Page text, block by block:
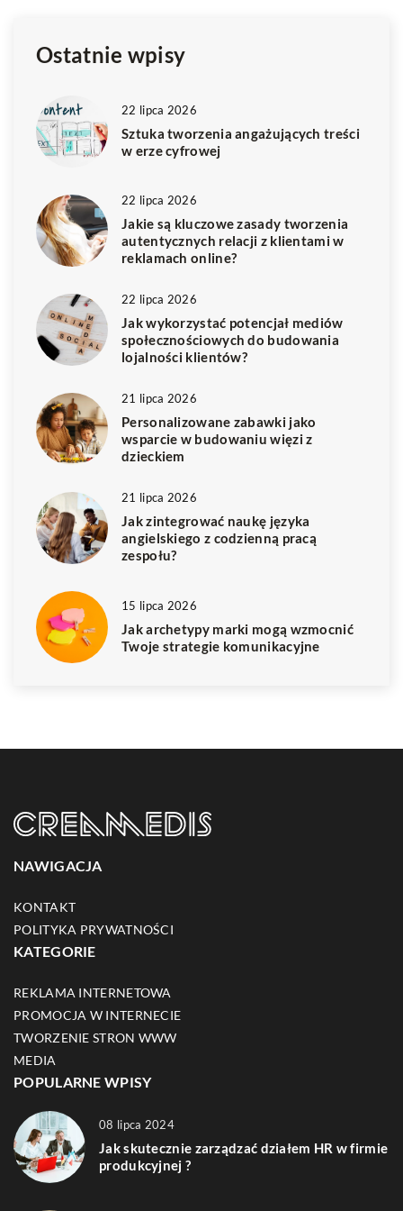
Ostatnie wpisy
22 lipca 2026
Sztuka tworzenia angażujących treści
w erze cyfrowej
22 lipca 2026
Jakie są kluczowe zasady tworzenia
autentycznych relacji z klientami w
reklamach online?
22 lipca 2026
Jak wykorzystać potencjał mediów
społecznościowych do budowania
lojalności klientów?
21 lipca 2026
Personalizowane zabawki jako
wsparcie w budowaniu więzi z
dzieckiem
21 lipca 2026
Jak zintegrować naukę języka
angielskiego z codzienną pracą
zespołu?
15 lipca 2026
Jak archetypy marki mogą wzmocnić
Twoje strategie komunikacyjne
NAWIGACJA
KONTAKT
POLITYKA PRYWATNOŚCI
KATEGORIE
REKLAMA INTERNETOWA
PROMOCJA W INTERNECIE
TWORZENIE STRON WWW
MEDIA
POPULARNE WPISY
08 lipca 2024
Jak skutecznie zarządzać działem HR w firmie
produkcyjnej ?